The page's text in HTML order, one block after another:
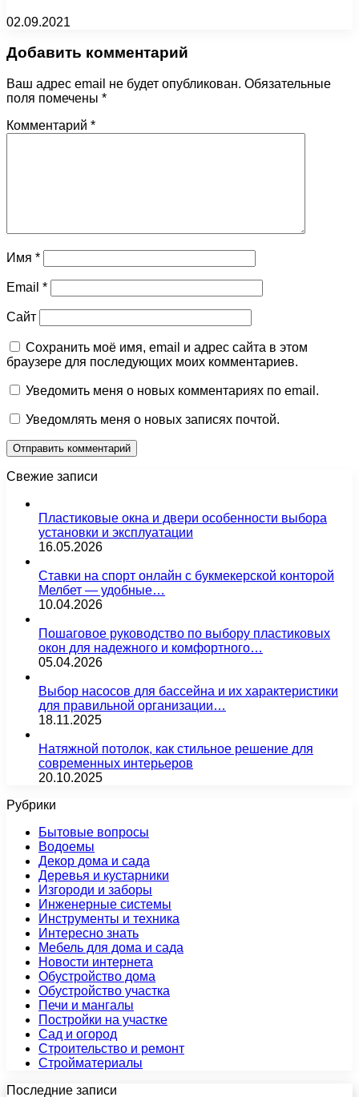
02.09.2021
Добавить комментарий
Ваш адрес email не будет опубликован. Обязательные
поля помечены *
Комментарий *
Имя *
Email *
Сайт
Сохранить моё имя, email и адрес сайта в этом
браузере для последующих моих комментариев.
Уведомить меня о новых комментариях по email.
Уведомлять меня о новых записях почтой.
Свежие записи
Пластиковые окна и двери особенности выбора
установки и эксплуатации
16.05.2026
Ставки на спорт онлайн с букмекерской конторой
Мелбет — удобные…
10.04.2026
Пошаговое руководство по выбору пластиковых
окон для надежного и комфортного…
05.04.2026
Выбор насосов для бассейна и их характеристики
для правильной организации…
18.11.2025
Натяжной потолок, как стильное решение для
современных интерьеров
20.10.2025
Рубрики
Бытовые вопросы
Водоемы
Декор дома и сада
Деревья и кустарники
Изгороди и заборы
Инженерные системы
Инструменты и техника
Интересно знать
Мебель для дома и сада
Новости интернета
Обустройство дома
Обустройство участка
Печи и мангалы
Постройки на участке
Сад и огород
Строительство и ремонт
Стройматериалы
Последние записи